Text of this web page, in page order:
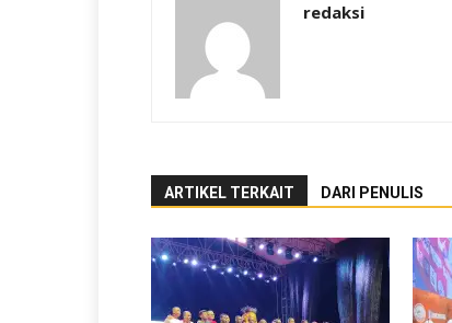
redaksi
ARTIKEL TERKAIT DARI PENULIS